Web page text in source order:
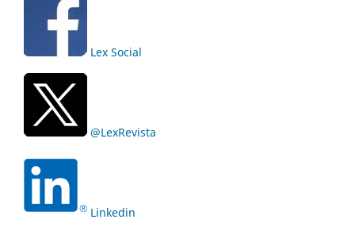
Lex Social
@LexRevista
Linkedin